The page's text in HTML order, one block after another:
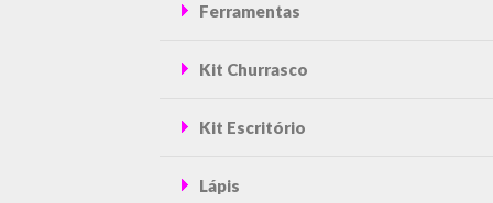
Ferramentas
Kit Churrasco
Kit Escritório
Lápis